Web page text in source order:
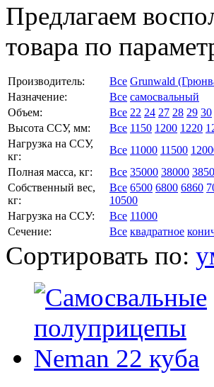
Предлагаем
товара по
Производитель: Все Grunwald
Назначение:
Все самосвальный
Объем:
Все 22 24 27 28 29 30
Высота ССУ, мм:
Все 1150 1200 1220
Нагрузка на ССУ,
кг:
Все 11000 11500
Полная масса, кг:
Все 35000 38000
Собственный вес,
кг:
Все 6500 6800 6860
10500
Нагрузка на ССУ:
Все 11000
Сечение:
Все квадратное
Сортировать по: